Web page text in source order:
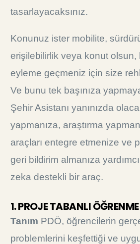
tasarlayacaksınız.
Konunuz ister mobilite,
erişilebilirlik veya konut olsun,
eyleme geçmeniz için size
Ve bunu tek başınıza
Şehir Asistanı yanınızda
yapmanıza, araştırma
araçları entegre etmenize ve
geri bildirim almanıza
zeka destekli bir araç.
1. PROJE TABANLI
Tanım PDÖ, öğrencilerin
problemlerini keşfettiği ve